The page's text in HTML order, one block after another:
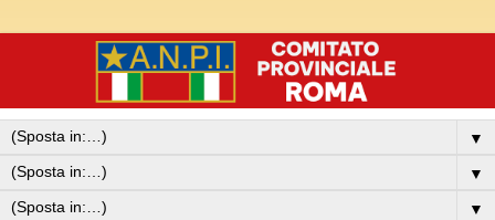
▼
▼
▼